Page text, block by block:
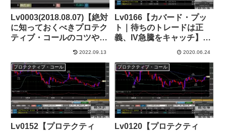
Lv0003(2018.08.07)【絶対
に知っておくべきプロテク
ティブ・コールのコツやベ
2022.09.13
Lv0166【カバード・プッ
ト｜待ちのトレードは正
義、IV急騰をキャッチ】
2020.06.24
プロテクティブ・コール
Lv0152【プロテクティ
プロテクティブ・コール
Lv0120【プロテクティ